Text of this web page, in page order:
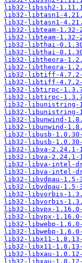
lib32-libssh2-
lib32-libtasn1-
lib32-libtasn1-
lib32-libteam-1.32-
lib32-libteam-
lib32-libthai-
lib32-libthai-
lib32-libtheora-
lib32-libtheora-
lib32-libtiff-4.7.2-
lib32-libtiff-4.7.2-
lib32-libtirpc-
lib32-libtirpc-
lib32-libunistring-
lib32-libunistring-
lib32-libunwind-
lib32-libunwind-
lib32-libusb-
lib32-libusb-
lib32-libva-2.24.1-
lib32-libva-2.24.1-
lib32-libva-intel-
lib32-libva-intel-
lib32-libvdpau-1.5-
lib32-libvdpau-1.5-
lib32-libvorbis-
lib32-libvorbis-
lib32-libvpx-
lib32-libvpx-
lib32-libwebp-
lib32-libwebp-
lib32-libx11-
lib32-libx11-
lib32-libxau-
lib32-libxau-